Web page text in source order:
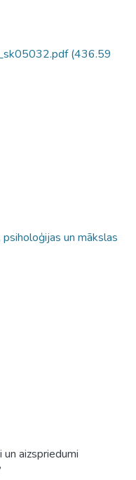
(436.59
un mākslas
aizspriedumi